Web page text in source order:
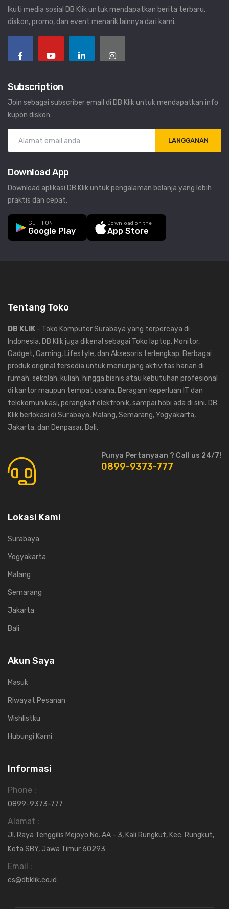
Ikuti media sosial DB Klik untuk mendapatkan berita terbaru,
diskon, promo, dan event menarik lainnya dari kami.
Subscription
Join sebagai subscriber email di DB Klik untuk mendapatkan info
kupon diskon.
LANGGANAN
Download App
Download aplikasi DB Klik untuk pengalaman belanja yang lebih
praktis dan cepat.
GET IT ON
Google Play
Download on the
App Store
Tentang Toko
DB KLIK - Toko Komputer Surabaya yang terpercaya di
Indonesia, DB Klik juga dikenal sebagai Toko laptop, Monitor,
Gadget, Gaming, Lifestyle, dan Aksesoris terlengkap. Berbagai
produk original tersedia untuk menunjang aktivitas harian di
rumah, sekolah, kuliah, hingga bisnis atau kebutuhan profesional
di kantor maupun tempat usaha. Beragam keperluan IT dan
telekomunikasi, perangkat elektronik, sampai hobi ada di sini. DB
Klik berlokasi di Surabaya, Malang, Semarang, Yogyakarta,
Jakarta, dan Denpasar, Bali.
Punya Pertanyaan ? Call us 24/7!
0899-9373-777
Lokasi Kami
Surabaya
Yogyakarta
Malang
Semarang
Jakarta
Bali
Akun Saya
Masuk
Riwayat Pesanan
Wishlistku
Hubungi Kami
Informasi
Phone :
0899-9373-777
Alamat :
Jl. Raya Tenggilis Mejoyo No. AA - 3, Kali Rungkut, Kec. Rungkut,
Kota SBY, Jawa Timur 60293
Email :
cs@dbklik.co.id